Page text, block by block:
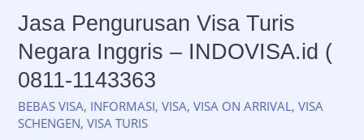
Jasa Pengurusan Visa Turis
Negara Inggris – INDOVISA.id (
0811-1143363
BEBAS VISA, INFORMASI,VISA,VISA ON ARRIVAL,VISA
SCHENGEN,VISA TURIS